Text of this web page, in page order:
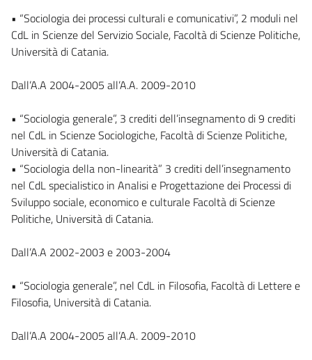
• “Sociologia dei processi culturali e comunicativi”, 2 moduli nel
CdL in Scienze del Servizio Sociale, Facoltà di Scienze Politiche,
Università di Catania.
Dall’A.A 2004-2005 all’A.A. 2009-2010
• “Sociologia generale”, 3 crediti dell’insegnamento di 9 crediti
nel CdL in Scienze Sociologiche, Facoltà di Scienze Politiche,
Università di Catania.
• “Sociologia della non-linearità” 3 crediti dell’insegnamento
nel CdL specialistico in Analisi e Progettazione dei Processi di
Sviluppo sociale, economico e culturale Facoltà di Scienze
Politiche, Università di Catania.
Dall’A.A 2002-2003 e 2003-2004
• “Sociologia generale”, nel CdL in Filosofia, Facoltà di Lettere e
Filosofia, Università di Catania.
Dall’A.A 2004-2005 all’A.A. 2009-2010